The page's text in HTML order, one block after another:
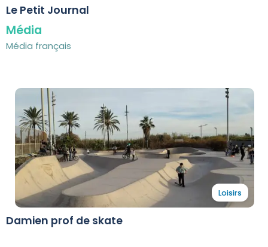
Le Petit Journal
Média
Média français
Loisirs
Damien prof de skate